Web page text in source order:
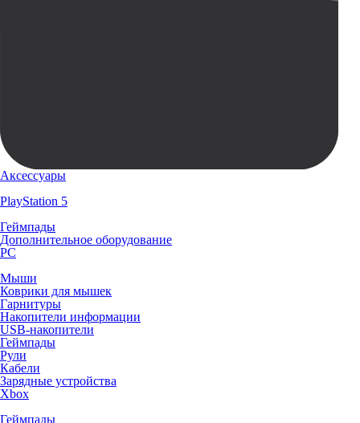
Аксессуары
PlayStation 5
Геймпады
Дополнительное оборудование
PC
Мыши
Коврики для мышек
Гарнитуры
Накопители информации
USB-накопители
Геймпады
Рули
Кабели
Зарядные устройства
Xbox
Геймпады